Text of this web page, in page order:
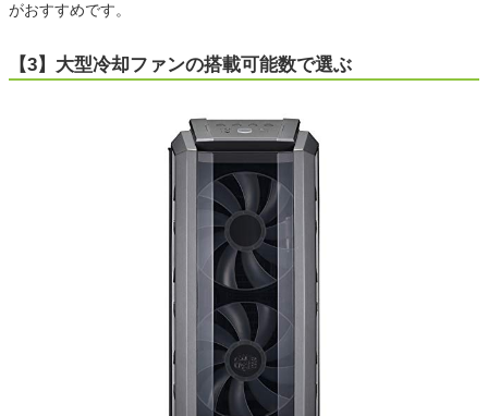
がおすすめです。
【3】大型冷却ファンの搭載可能数で選ぶ